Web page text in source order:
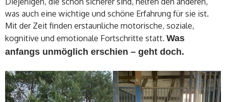
was auch eine wichtige und schöne Erfahrung für sie ist.
Mit der Zeit finden erstaunliche motorische, soziale,
kognitive und emotionale Fortschritte statt. Was
anfangs unmöglich erschien – geht doch.